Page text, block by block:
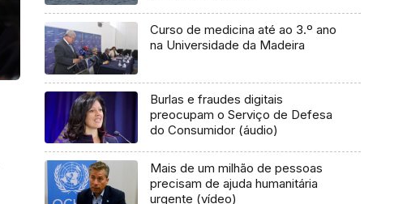
Curso de medicina até ao 3.º ano
na Universidade da Madeira
Burlas e fraudes digitais
preocupam o Serviço de Defesa
do Consumidor (áudio)
Mais de um milhão de pessoas
precisam de ajuda humanitária
urgente (vídeo)